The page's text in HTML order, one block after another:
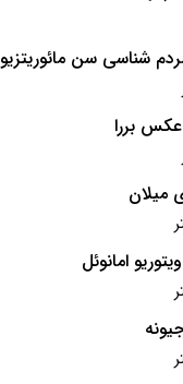
شناسی سن مائوریتزیو
بررا
میلان
امانوئل